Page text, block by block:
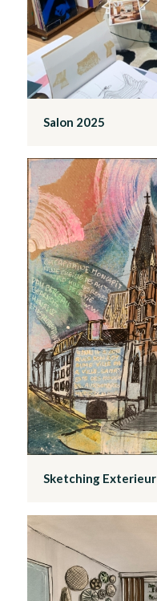
Salon 2025
Sketching Exterieur